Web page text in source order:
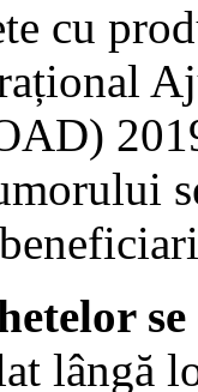
cu
se
lângă